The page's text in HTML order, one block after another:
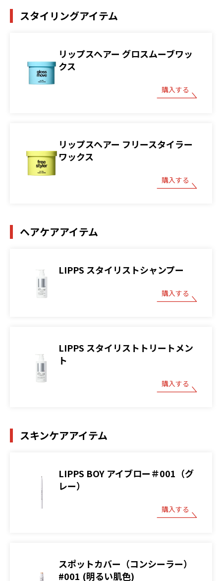
スタイリングアイテム
リップスヘアー グロスムーブワッ
クス
購入する
リップスヘアー フリースタイラー
ワックス
購入する
ヘアケアアイテム
LIPPS スタイリストシャンプー
購入する
LIPPS スタイリストトリートメン
ト
購入する
スキンケアアイテム
LIPPS BOY アイブロー＃001（グ
レー）
購入する
スポットカバー（コンシーラー）
#001 (明るい肌色)